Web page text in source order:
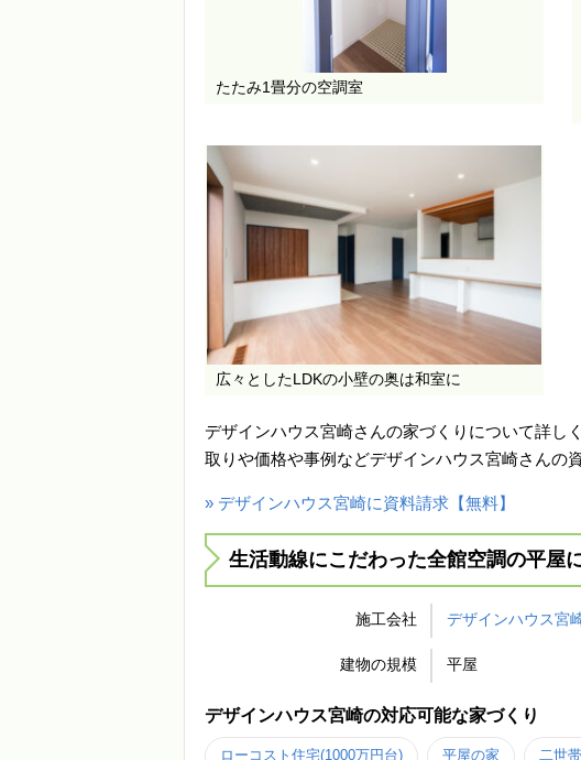
たたみ1畳分の空調室
広々としたLDKの小壁の奥は和室に
デザインハウス宮崎さんの家づくりについて詳し
取りや価格や事例などデザインハウス宮崎さんの
» デザインハウス宮崎に資料請求【無料】
生活動線にこだわった全館空調の平屋
施工会社 デザインハウス宮
建物の規模 平屋
デザインハウス宮崎の対応可能な家づくり
ローコスト住宅(1000万円台) 平屋の家 二世